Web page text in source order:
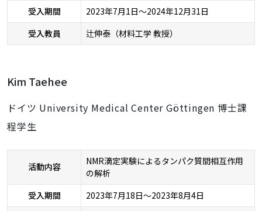
受入期間
2023年7月1日～2024年12月31日
受入教員
辻伸泰（材料工学 教授）
Kim Taehee
ドイツ University Medical Center Göttingen 博士課
程学生
活動内容
NMR滴定実験によるタンパク質間相互作用
の解析
受入期間
2023年7月18日～2023年8月4日